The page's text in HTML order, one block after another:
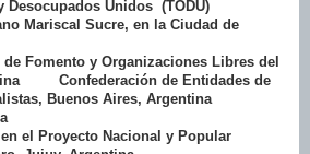
Desocupados Unidos (TODU)
Mariscal Sucre, en la Ciudad de
Fomento y Organizaciones Libres del
Confederación de Entidades de
Buenos Aires, Argentina
el Proyecto Nacional y Popular